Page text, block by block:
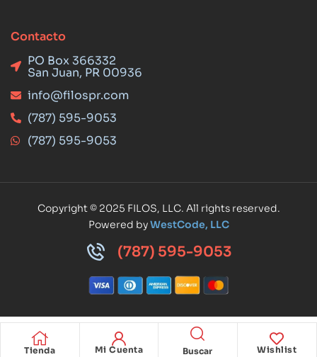
Tienda Mi Cuenta Wishlist
Contacto
PO Box 366332
San Juan, PR 00936
info@filospr.com
(787) 595-9053
(787) 595-9053
Copyright © 2025 FILOS, LLC. All rights reserved.
Powered byWestCode, LLC
(787) 595-9053